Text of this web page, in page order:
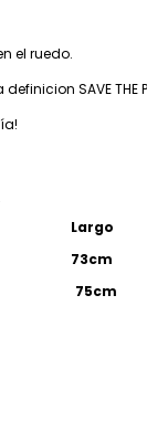
el ruedo.
SAVE THE
Largo